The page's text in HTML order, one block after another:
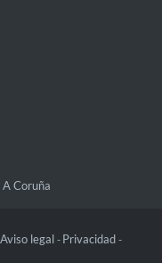
Coruña
Aviso legal - Privacidad -